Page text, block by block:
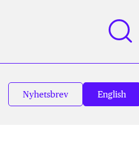
Nyhetsbrev English